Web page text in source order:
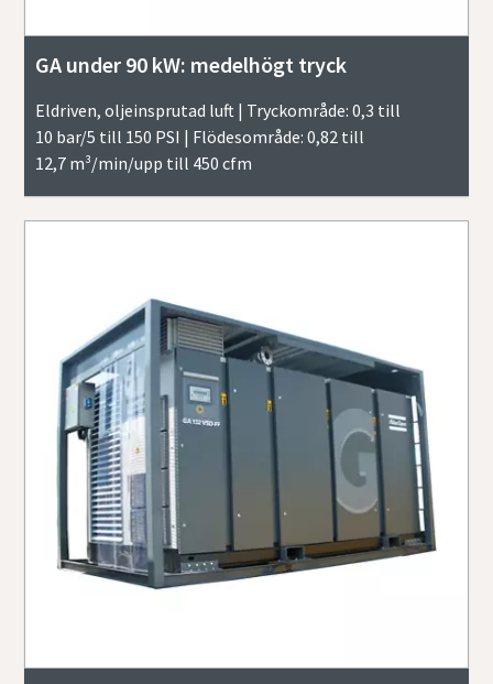
GA under 90 kW: medelhögt tryck
Eldriven, oljeinsprutad luft | Tryckområde: 0,3 till
10 bar/5 till 150 PSI | Flödesområde: 0,82 till
12,7 m³/min/upp till 450 cfm